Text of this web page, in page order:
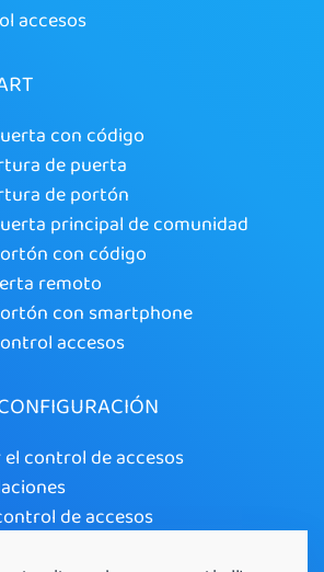
accesos
con código
de puerta
de portón
principal de comunidad
con código
remoto
con smartphone
accesos
control de accesos
de accesos